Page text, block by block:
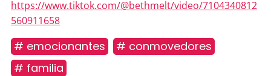
https://www.tiktok.com/@bethmelt/video/7104340812
560911658
# emocionantes
# conmovedores
# familia